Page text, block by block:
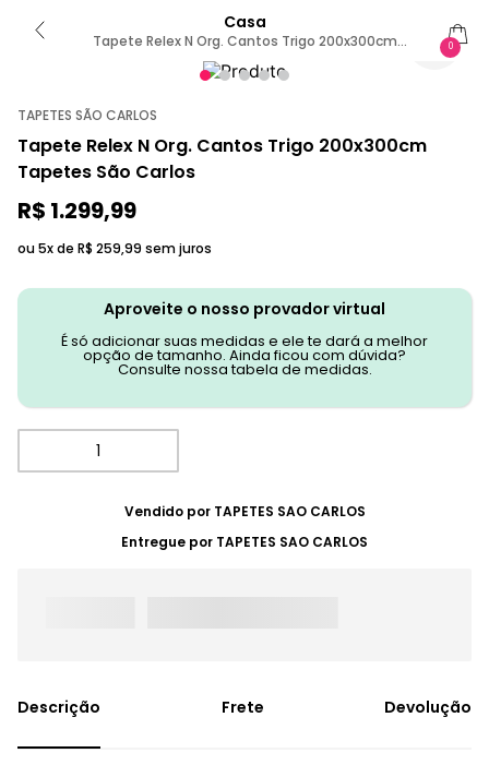
Casa
Tapete Relex N Org. Cantos Trigo 200x300cm
Tapetes São Carlos
0
TAPETES SÃO CARLOS
Tapete Relex N Org. Cantos Trigo 200x300cm
Tapetes São Carlos
R$ 1.299,99
ou 5x de R$ 259,99 sem juros
Aproveite o nosso provador virtual
É só adicionar suas medidas e ele te dará a melhor
opção de tamanho. Ainda ficou com dúvida?
Consulte nossa tabela de medidas.
Vendido por TAPETES SAO CARLOS
Entregue por TAPETES SAO CARLOS
Frete Devolução